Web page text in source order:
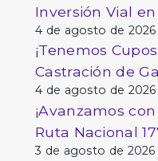
Inversión Vial
4 de agosto de 2026
¡Tenemos
Castración de
4 de agosto de 2026
¡Avanzamos
Ruta Nacional
3 de agosto de 2026